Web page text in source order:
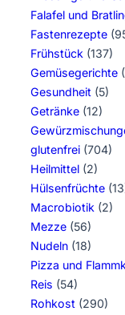
Falafel und
Fastenrezepte
Frühstück (137)
Gemüsegerichte
Gesundheit (5)
Getränke (12)
glutenfrei (704)
Heilmittel (2)
Hülsenfrüchte
Macrobiotik (2)
Mezze (56)
Nudeln (18)
Pizza und
Reis (54)
Rohkost (290)